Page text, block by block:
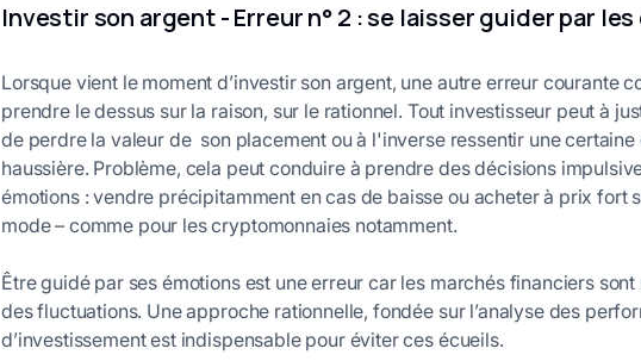
Investir son argent - Erreur n° 2 : se laisser guider par
Lorsque vient le moment d’investir son argent, une autre erreur courante
prendre le dessus sur la raison, sur le rationnel. Tout investisseur peut à
de perdre la valeur de son placement ou à l'inverse ressentir une
haussière. Problème, cela peut conduire à prendre des décisions
émotions : vendre précipitamment en cas de baisse ou acheter à prix fort
mode – comme pour les cryptomonnaies notamment.
Être guidé par ses émotions est une erreur car les marchés financiers
des fluctuations. Une approche rationnelle, fondée sur l’analyse des
d’investissement est indispensable pour éviter ces écueils.